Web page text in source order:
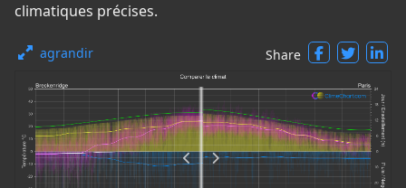
climatiques précises.
agrandir Share